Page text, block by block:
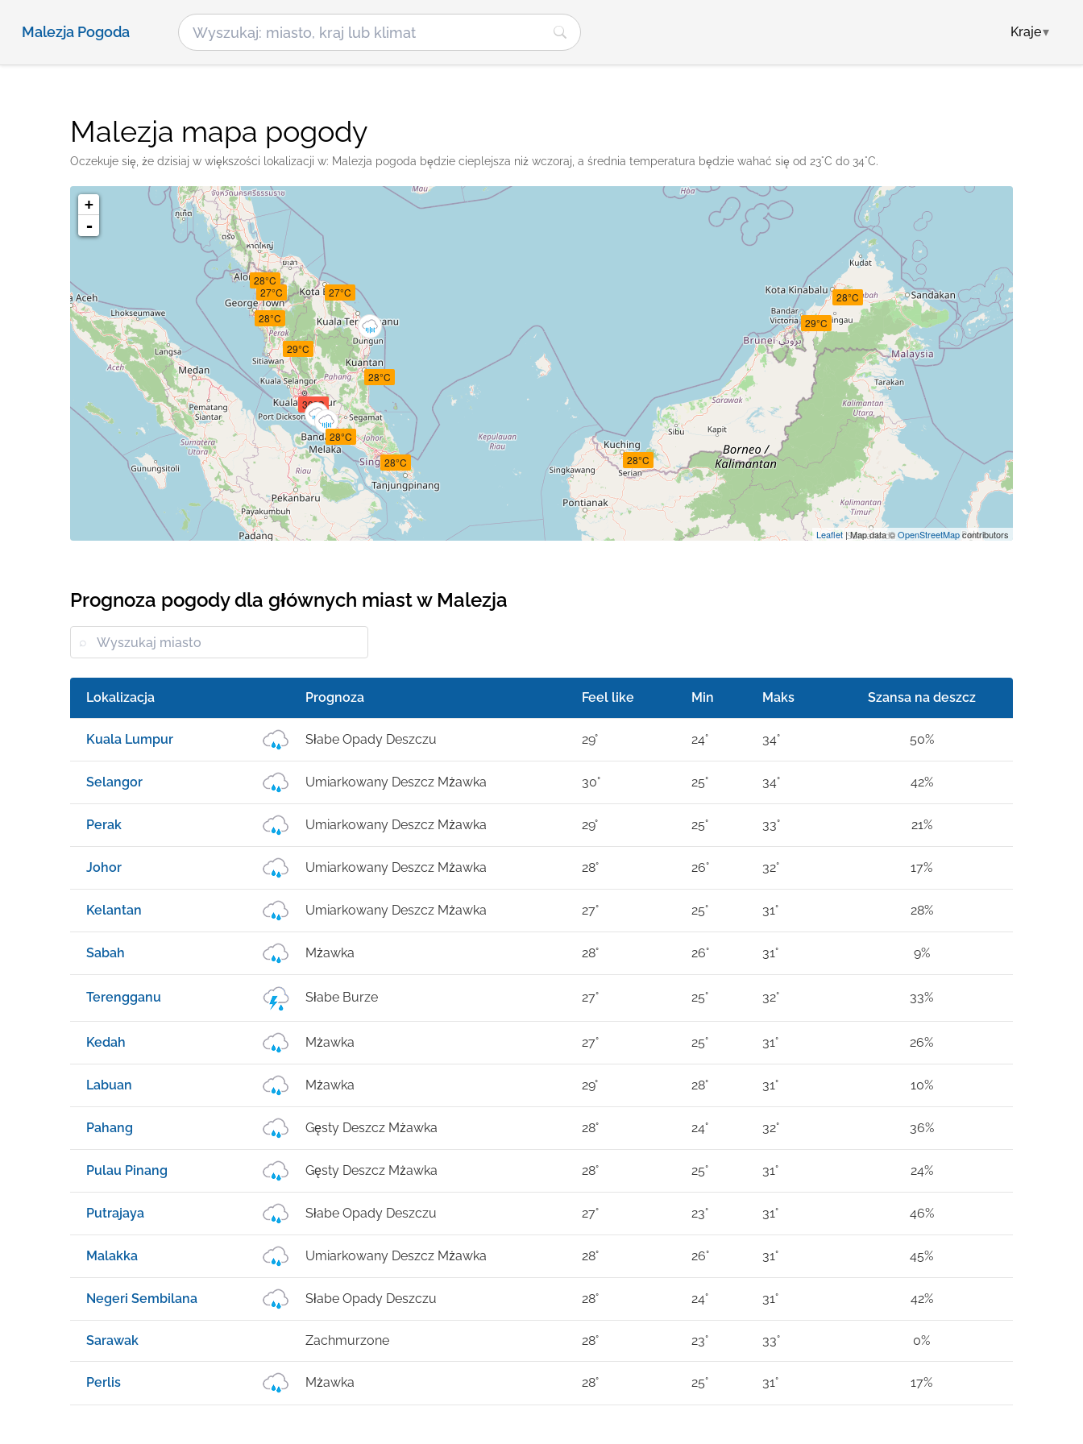
Malezja Pogoda Kraje▾
Malezja mapa pogody
Oczekuje się, że dzisiaj w większości lokalizacji w: Malezja pogoda będzie cieplejsza niż wczoraj, a średnia temperatura będzie wahać się od 23°C do 34°C.
30°C
29°C
28°C
27°C 28°C
27°C
29°C
28°C
28°C
28°C
28°C
28°C
+
-
Leaflet | Map data ©OpenStreetMapcontributors
Prognoza pogody dla głównych miast w Malezja
Lokalizacja Prognoza Feel like Min Maks Szansa na deszcz
Kuala Lumpur Słabe Opady Deszczu 29° 24° 34° 50%
Selangor Umiarkowany Deszcz Mżawka 30° 25° 34° 42%
Perak Umiarkowany Deszcz Mżawka 29° 25° 33° 21%
Johor Umiarkowany Deszcz Mżawka 28° 26° 32° 17%
Kelantan Umiarkowany Deszcz Mżawka 27° 25° 31° 28%
Sabah Mżawka 28° 26° 31° 9%
Terengganu Słabe Burze 27° 25° 32° 33%
Kedah Mżawka 27° 25° 31° 26%
Labuan Mżawka 29° 28° 31° 10%
Pahang Gęsty Deszcz Mżawka 28° 24° 32° 36%
Pulau Pinang Gęsty Deszcz Mżawka 28° 25° 31° 24%
Putrajaya Słabe Opady Deszczu 27° 23° 31° 46%
Malakka Umiarkowany Deszcz Mżawka 28° 26° 31° 45%
Negeri Sembilana Słabe Opady Deszczu 28° 24° 31° 42%
Sarawak Zachmurzone 28° 23° 33° 0%
Perlis Mżawka 28° 25° 31° 17%